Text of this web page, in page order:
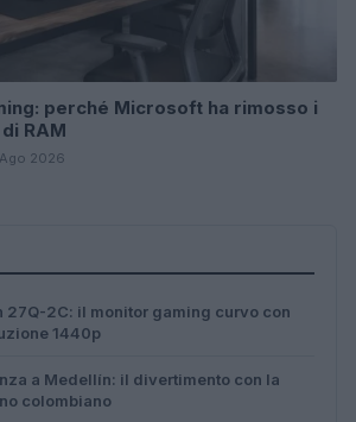
perché Microsoft ha rimosso i
RAM
2026
27Q-2C: il monitor gaming curvo con
1440p
a Medellín: il divertimento con la
colombiano